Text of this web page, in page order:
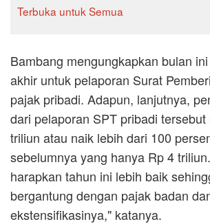
Terbuka untuk Semua
Bambang mengungkapkan bulan
akhir untuk pelaporan Surat
pajak pribadi. Adapun, lanjutnya,
dari pelaporan SPT pribadi
triliun atau naik lebih dari 100
sebelumnya yang hanya Rp 4
harapkan tahun ini lebih baik
bergantung dengan pajak badan
ekstensifikasinya," katanya.